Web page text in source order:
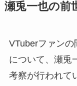
瀬兎一也の前
VTuberファンの
について、瀬兎
考察が行われて